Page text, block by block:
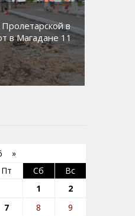
в
в Магадане 11
»
Пт Сб
Вс
1
2
7 8
9